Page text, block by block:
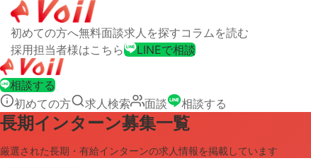
初めての方へ無料面談求人を探すコラムを読む
採用担当者様はこちら
LINEで相談
相談する
初めての方
求人検索 面談 相談する
長期インターン募集一覧
厳選された長期・有給インターンの求人情報を掲載しています